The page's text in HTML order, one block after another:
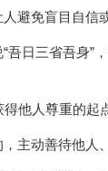
避免盲目自信
吾日三省吾身”
他人尊重的起
主动善待他人